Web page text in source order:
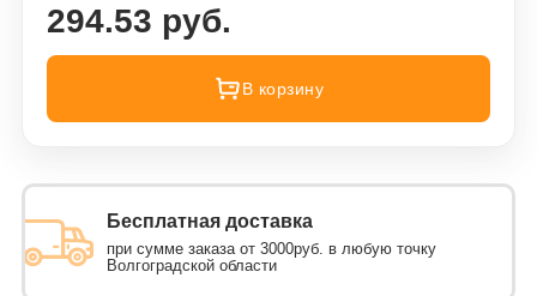
294.53 руб.
В корзину
Бесплатная доставка
при сумме заказа от 3000руб. в любую точку
Волгоградской области